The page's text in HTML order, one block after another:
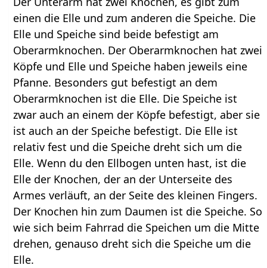
einen die Elle und zum anderen die Speiche. Die
Elle und Speiche sind beide befestigt am
Oberarmknochen. Der Oberarmknochen hat zwei
Köpfe und Elle und Speiche haben jeweils eine
Pfanne. Besonders gut befestigt an dem
Oberarmknochen ist die Elle. Die Speiche ist
zwar auch an einem der Köpfe befestigt, aber sie
ist auch an der Speiche befestigt. Die Elle ist
relativ fest und die Speiche dreht sich um die
Elle. Wenn du den Ellbogen unten hast, ist die
Elle der Knochen, der an der Unterseite des
Armes verläuft, an der Seite des kleinen Fingers.
Der Knochen hin zum Daumen ist die Speiche. So
wie sich beim Fahrrad die Speichen um die Mitte
drehen, genauso dreht sich die Speiche um die
Elle.